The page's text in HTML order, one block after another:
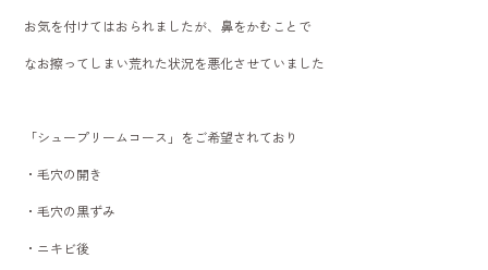
お気を付けてはおられましたが、鼻をかむことで
なお擦ってしまい荒れた状況を悪化させていました
「シュープリームコース」をご希望されており
・毛穴の開き
・毛穴の黒ずみ
・ニキビ後